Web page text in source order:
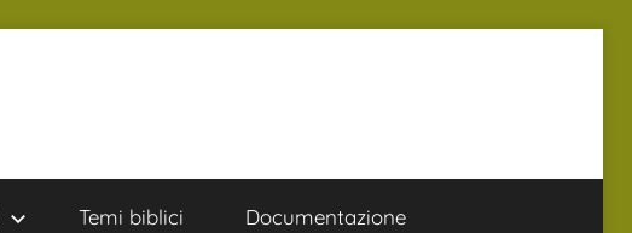
Temi biblici Documentazione